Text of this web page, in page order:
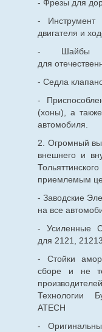
- Фрезы для
- Инструмент
двигателя и
- Шайбы
для
- Седла
-
(хоны), а
автомобиля.
2. Огромный
внешнего и
приемлемым
- Заводские
на все
- Усиленные
для 2121,
- Стойки
сборе и не
Технологии
ATECH
-